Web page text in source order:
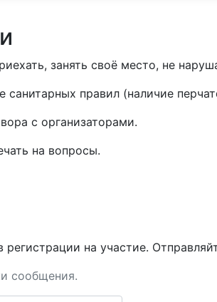
занять своё место, не
правил (наличие
с организаторами.
на вопросы.
на участие.
сообщения.